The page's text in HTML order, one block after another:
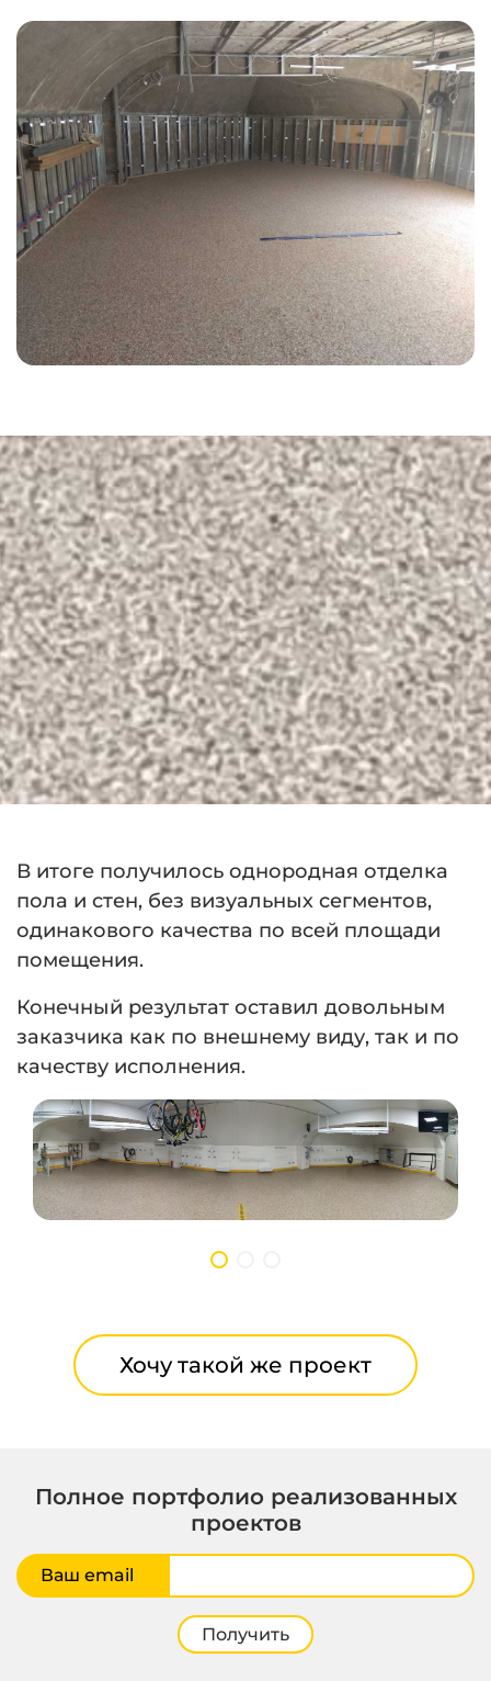
В итоге получилось однородная отделка
пола и стен, без визуальных сегментов,
одинакового качества по всей площади
помещения.
Конечный результат оставил довольным
заказчика как по внешнему виду, так и по
качеству исполнения.
Хочу такой же проект
Полное портфолио реализованных
проектов
Ваш email
Получить